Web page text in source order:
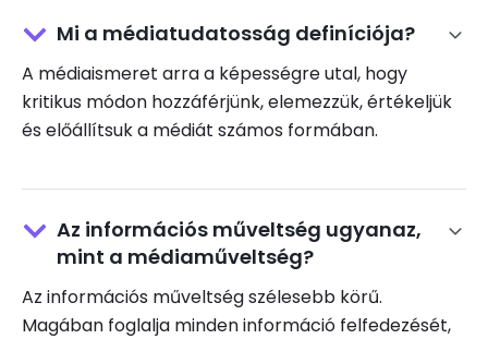
Mi a médiatudatosság definíciója?
A médiaismeret arra a képességre utal, hogy
kritikus módon hozzáférjünk, elemezzük, értékeljük
és előállítsuk a médiát számos formában.
Az információs műveltség ugyanaz,
mint a médiaműveltség?
Az információs műveltség szélesebb körű.
Magában foglalja minden információ felfedezését,